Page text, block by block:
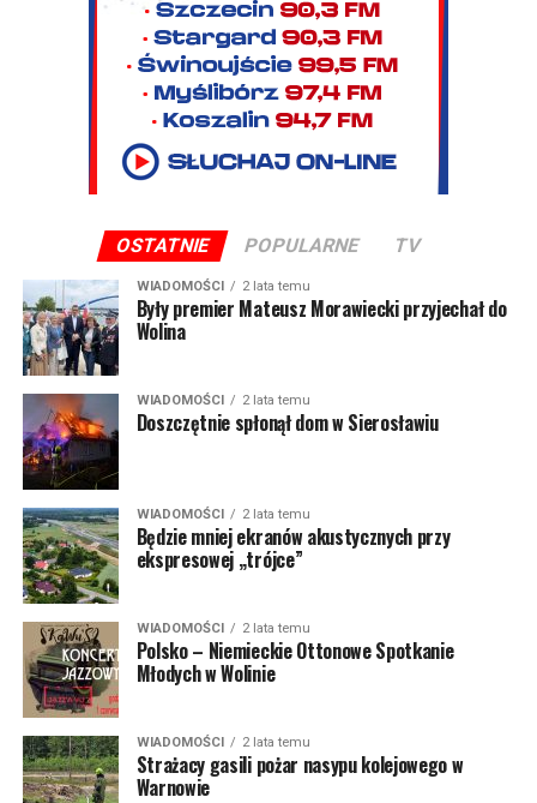
OSTATNIE POPULARNE TV
WIADOMOŚCI 2 lata temu
Były premier Mateusz Morawiecki przyjechał do
Wolina
WIADOMOŚCI 2 lata temu
Doszczętnie spłonął dom w Sierosławiu
WIADOMOŚCI 2 lata temu
Będzie mniej ekranów akustycznych przy
ekspresowej „trójce”
WIADOMOŚCI 2 lata temu
Polsko – Niemieckie Ottonowe Spotkanie
Młodych w Wolinie
WIADOMOŚCI 2 lata temu
Strażacy gasili pożar nasypu kolejowego w
Warnowie